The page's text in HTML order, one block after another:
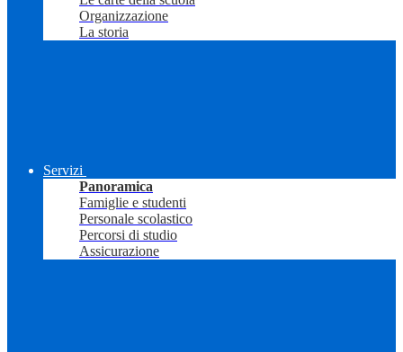
Organizzazione
La storia
Servizi
Panoramica
Famiglie e studenti
Personale scolastico
Percorsi di studio
Assicurazione